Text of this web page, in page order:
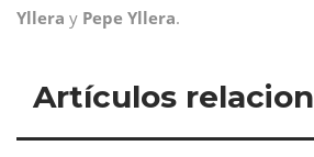
Yllera y Pepe Yllera.
Artículos